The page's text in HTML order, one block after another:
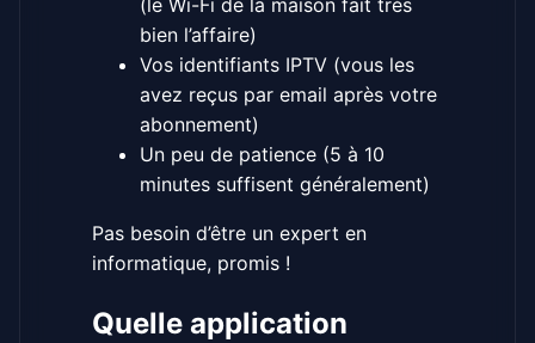
bien l’affaire)
Vos identifiants IPTV (vous les
avez reçus par email après votre
abonnement)
Un peu de patience (5 à 10
minutes suffisent généralement)
Pas besoin d’être un expert en
informatique, promis !
Quelle application